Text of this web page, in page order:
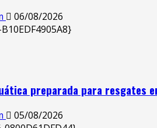
06/08/2026
preparada para resgates
05/08/2026